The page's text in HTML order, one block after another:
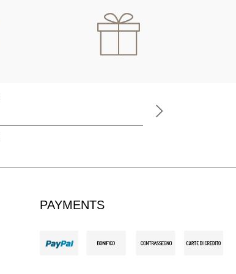
PAYMENTS